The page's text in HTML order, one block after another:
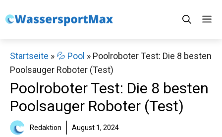
Inhalt
Startseite » 💦 Pool » Poolroboter Test: Die 8 besten
Poolsauger Roboter (Test)
Poolroboter Test: Die 8 besten
Poolsauger Roboter (Test)
Redaktion August 1, 2024